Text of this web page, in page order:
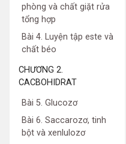
phòng và chất giặt rửa
tổng hợp
Bài 4. Luyện tập este và
chất béo
CHƯƠNG 2.
CACBOHIDRAT
Bài 5. Glucozơ
Bài 6. Saccarozơ, tinh
bột và xenlulozơ